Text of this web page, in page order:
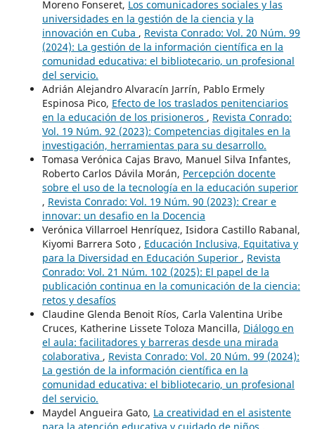
Moreno Fonseret, Los comunicadores sociales y las
universidades en la gestión de la ciencia y la
innovación en Cuba , Revista Conrado: Vol. 20 Núm. 99
(2024): La gestión de la información científica en la
comunidad educativa: el bibliotecario, un profesional
del servicio.
Adrián Alejandro Alvaracín Jarrín, Pablo Ermely
Espinosa Pico, Efecto de los traslados penitenciarios
en la educación de los prisioneros , Revista Conrado:
Vol. 19 Núm. 92 (2023): Competencias digitales en la
investigación, herramientas para su desarrollo.
Tomasa Verónica Cajas Bravo, Manuel Silva Infantes,
Roberto Carlos Dávila Morán, Percepción docente
sobre el uso de la tecnología en la educación superior
, Revista Conrado: Vol. 19 Núm. 90 (2023): Crear e
innovar: un desafio en la Docencia
Verónica Villarroel Henríquez, Isidora Castillo Rabanal,
Kiyomi Barrera Soto , Educación Inclusiva, Equitativa y
para la Diversidad en Educación Superior , Revista
Conrado: Vol. 21 Núm. 102 (2025): El papel de la
publicación continua en la comunicación de la ciencia:
retos y desafíos
Claudine Glenda Benoit Ríos, Carla Valentina Uribe
Cruces, Katherine Lissete Toloza Mancilla, Diálogo en
el aula: facilitadores y barreras desde una mirada
colaborativa , Revista Conrado: Vol. 20 Núm. 99 (2024):
La gestión de la información científica en la
comunidad educativa: el bibliotecario, un profesional
del servicio.
Maydel Angueira Gato, La creatividad en el asistente